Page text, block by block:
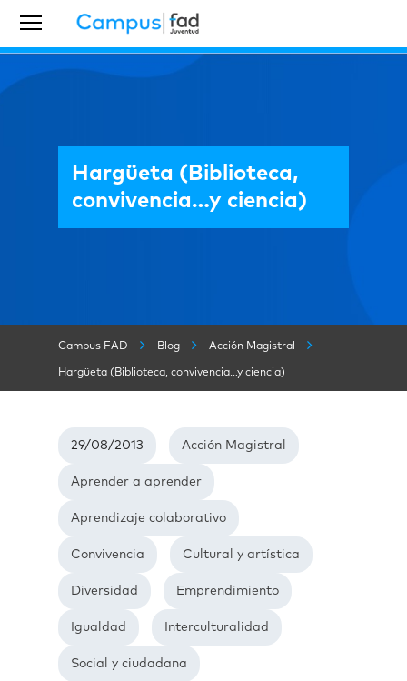
Hargüeta (Biblioteca,
convivencia…y ciencia)
Campus FAD Blog Acción Magistral
Hargüeta (Biblioteca, convivencia…y ciencia)
29/08/2013 Acción Magistral
Aprender a aprender
Aprendizaje colaborativo
Convivencia Cultural y artística
Diversidad Emprendimiento
Igualdad Interculturalidad
Social y ciudadana